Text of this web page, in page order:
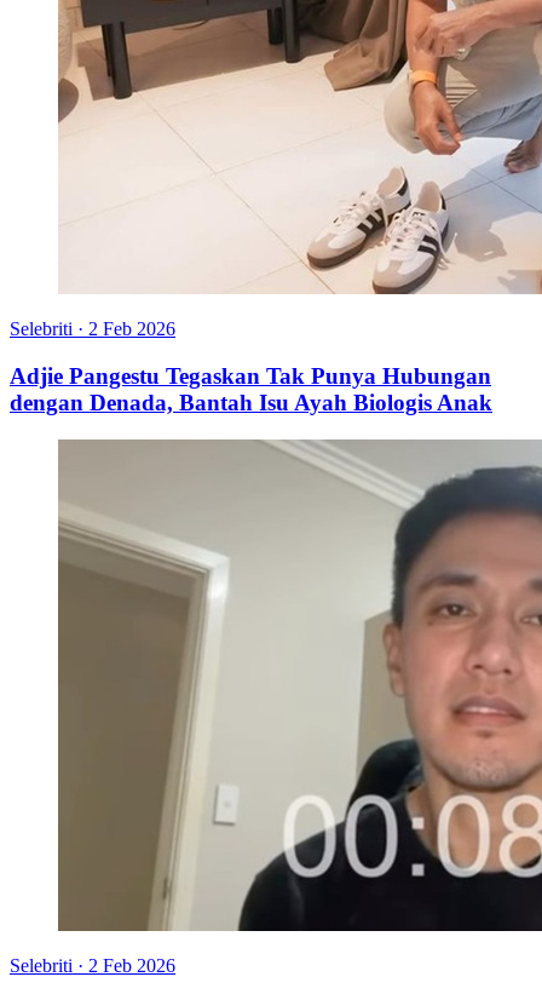
Selebriti · 2 Feb 2026
Adjie Pangestu Tegaskan Tak Punya Hubungan
dengan Denada, Bantah Isu Ayah Biologis Anak
Selebriti · 2 Feb 2026